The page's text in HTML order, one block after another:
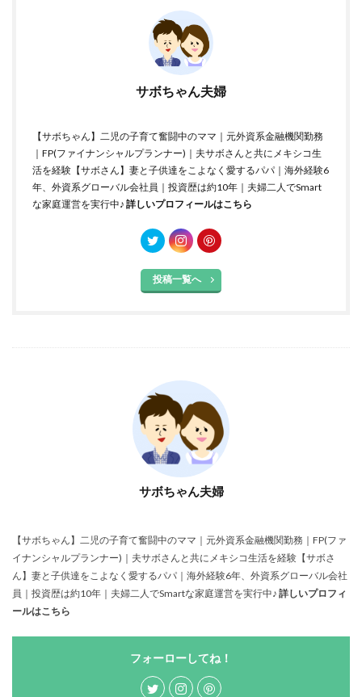
サボちゃん夫婦
【サボちゃん】二児の子育て奮闘中のママ｜元外資系金融機関勤務
｜FP(ファイナンシャルプランナー)｜夫サボさんと共にメキシコ生
活を経験【サボさん】妻と子供達をこよなく愛するパパ｜海外経験6
年、外資系グローバル会社員｜投資歴は約10年｜夫婦二人でSmart
な家庭運営を実行中♪ 詳しいプロフィールはこちら
投稿一覧へ
サボちゃん夫婦
【サボちゃん】二児の子育て奮闘中のママ｜元外資系金融機関勤務｜FP(ファ
イナンシャルプランナー)｜夫サボさんと共にメキシコ生活を経験【サボさ
ん】妻と子供達をこよなく愛するパパ｜海外経験6年、外資系グローバル会社
員｜投資歴は約10年｜夫婦二人でSmartな家庭運営を実行中♪ 詳しいプロフィ
ールはこちら
フォーローしてね！